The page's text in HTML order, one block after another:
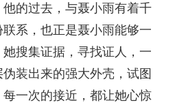
的过去，与聂小雨有着千
系，也正是聂小雨能够一
搜集证据，寻找证人，一
装出来的强大外壳，试图
一次的接近，都让她心惊